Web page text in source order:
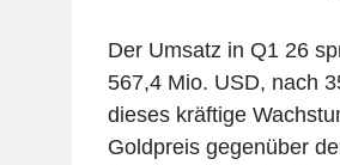
Der Umsatz in Q1 26
567,4 Mio. USD, nach
dieses kräftige
Goldpreis gegenüber